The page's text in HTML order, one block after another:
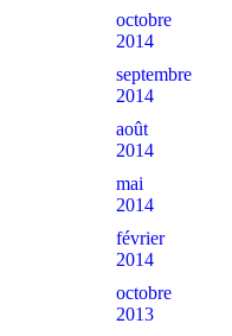
octobre
2014
septembre
2014
août
2014
mai
2014
février
2014
octobre
2013